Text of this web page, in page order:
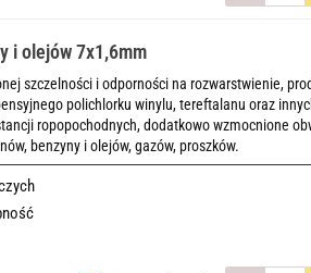
i olejów 7x1,6mm
szczelności i odporności na rozwarstwienie,
polichlorku winylu, tereftalanu oraz
ropopochodnych, dodatkowo wzmocnione
benzyny i olejów, gazów, proszków.